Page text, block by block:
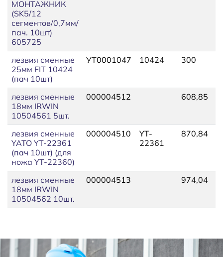
МОНТАЖНИК
(SK5/12
сегментов/0,7мм/
пач. 10шт)
605725
лезвия сменные
25мм FIT 10424
(пач 10шт)
УТ0001047 10424 300
лезвия сменные
18мм IRWIN
10504561 5шт.
000004512 608,85
лезвия сменные
YATO YT-22361
(пач 10шт) (для
ножа YT-22360)
000004510
YT-
22361
870,84
лезвия сменные
18мм IRWIN
10504562 10шт.
000004513 974,04